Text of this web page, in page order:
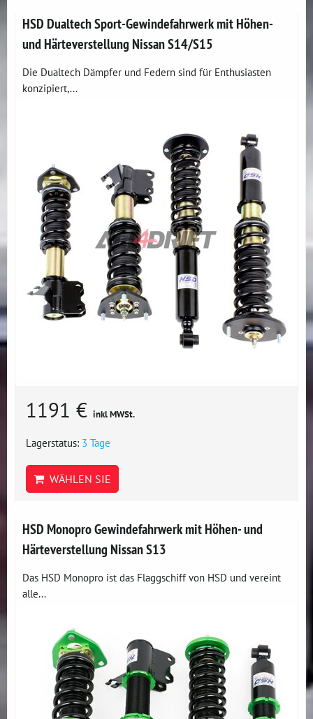
HSD Dualtech Sport-Gewindefahrwerk mit Höhen-
und Härteverstellung Nissan S14/S15
Die Dualtech Dämpfer und Federn sind für Enthusiasten
konzipiert,...
1191 € inkl MWSt.
Lagerstatus: 3 Tage
WÄHLEN SIE
HSD Monopro Gewindefahrwerk mit Höhen- und
Härteverstellung Nissan S13
Das HSD Monopro ist das Flaggschiff von HSD und vereint
alle...